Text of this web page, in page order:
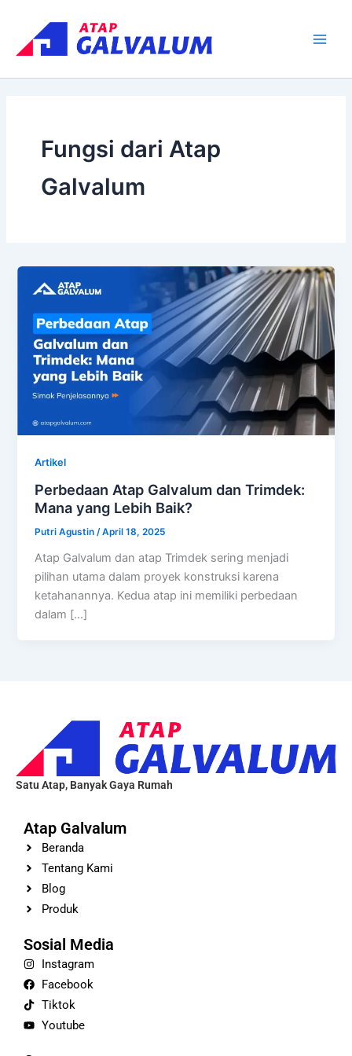
content
Fungsi dari Atap
Galvalum
Artikel
Perbedaan Atap Galvalum dan Trimdek:
Mana yang Lebih Baik?
Putri Agustin /April 18, 2025
Atap Galvalum dan atap Trimdek sering menjadi
pilihan utama dalam proyek konstruksi karena
ketahanannya. Kedua atap ini memiliki perbedaan
dalam […]
Satu Atap, Banyak Gaya Rumah
Atap Galvalum
Beranda
Tentang Kami
Blog
Produk
Sosial Media
Instagram
Facebook
Tiktok
Youtube